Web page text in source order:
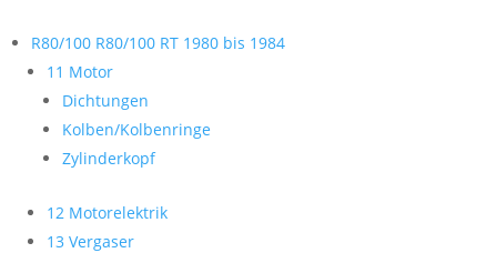
R80/100 R80/100 RT 1980 bis 1984
11 Motor
Dichtungen
Kolben/Kolbenringe
Zylinderkopf
12 Motorelektrik
13 Vergaser